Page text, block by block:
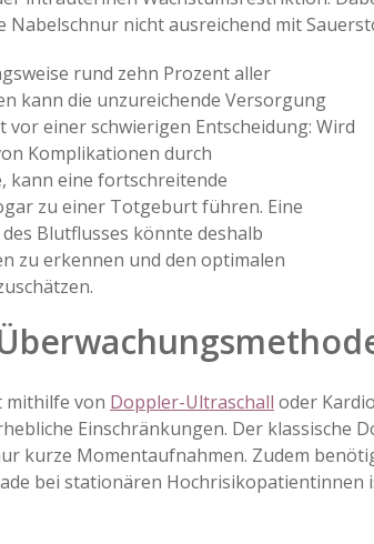
Nabelschnur nicht ausreichend mit
rund zehn Prozent aller
kann die unzureichende Versorgung
einer schwierigen Entscheidung: Wird
Komplikationen durch
kann eine fortschreitende
zu einer Totgeburt führen. Eine
Blutflusses könnte deshalb
zu erkennen und den optimalen
mithilfe von Doppler-Ultraschall oder
Einschränkungen. Der klassische
kurze Momentaufnahmen. Zudem
bei stationären